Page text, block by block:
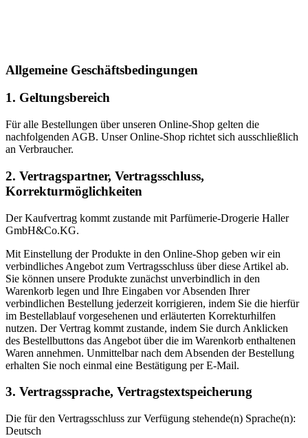
Allgemeine Geschäftsbedingungen
1. Geltungsbereich
Für alle Bestellungen über unseren Online-Shop gelten die
nachfolgenden AGB. Unser Online-Shop richtet sich ausschließlich
an Verbraucher.
2. Vertragspartner, Vertragsschluss,
Korrekturmöglichkeiten
Der Kaufvertrag kommt zustande mit Parfümerie-Drogerie Haller
GmbH&Co.KG.
Mit Einstellung der Produkte in den Online-Shop geben wir ein
verbindliches Angebot zum Vertragsschluss über diese Artikel ab.
Sie können unsere Produkte zunächst unverbindlich in den
Warenkorb legen und Ihre Eingaben vor Absenden Ihrer
verbindlichen Bestellung jederzeit korrigieren, indem Sie die hierfür
im Bestellablauf vorgesehenen und erläuterten Korrekturhilfen
nutzen. Der Vertrag kommt zustande, indem Sie durch Anklicken
des Bestellbuttons das Angebot über die im Warenkorb enthaltenen
Waren annehmen. Unmittelbar nach dem Absenden der Bestellung
erhalten Sie noch einmal eine Bestätigung per E-Mail.
3. Vertragssprache, Vertragstextspeicherung
Die für den Vertragsschluss zur Verfügung stehende(n) Sprache(n):
Deutsch